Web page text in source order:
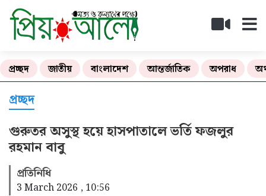
প্রচ্ছদ জাতীয় বাংলাদেশ আন্তর্জাতিক অপরাধ
প্রচ্ছদ
গুরুতর অসুস্থ হয়ে হাসপাতালে ভর্তি ফজলুর
রহমান বাবু
প্রতিনিধি
3 March 2026 , 10:56